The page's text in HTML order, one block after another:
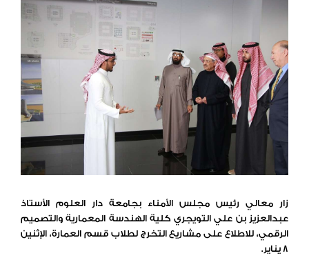
زار معالي رئيس مجلس الأمناء بجامعة دار العلوم الأستاذ
عبدالعزيز بن علي التويجري كلية الهندسة المعمارية والتصميم
الرقمي، للاطلاع على مشاريع التخرج لطلاب قسم العمارة، الإثنين
8 يناير.